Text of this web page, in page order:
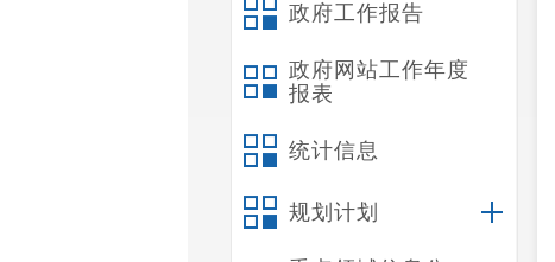
政府工作报告
政府网站工作年度
报表
统计信息
规划计划